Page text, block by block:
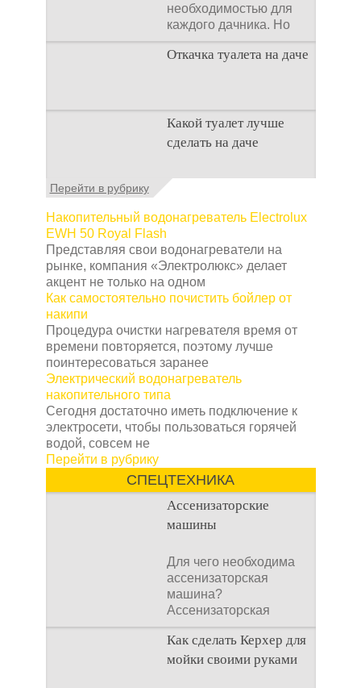
необходимостью для
каждого дачника. Но
многие люди думают,
что
Откачка туалета на даче
Туалет на даче – это
первая постройка,
которая изначально
участке. Она может
Какой туалет лучше
сделать на даче
Когда люди долгое
дачном участке, то им
приходится
подстраивать все
условия
Перейти в рубрику
Накопительный водонагреватель Electrolux
EWH 50 Royal Flash
Представляя свои водонагреватели на
рынке, компания «Электролюкс» делает
акцент не только на одном
Как самостоятельно почистить бойлер от
накипи
Процедура очистки нагревателя время от
времени повторяется, поэтому лучше
поинтересоваться заранее
Электрический водонагреватель
накопительного типа
Сегодня достаточно иметь подключение к
электросети, чтобы пользоваться горячей
водой, совсем не
Перейти в рубрику
СПЕЦТЕХНИКА
Ассенизаторские
машины
Для чего необходима
ассенизаторская
машина?
Ассенизаторская
машина используется
для того, чтобы
Как сделать Керхер для
мойки своими руками